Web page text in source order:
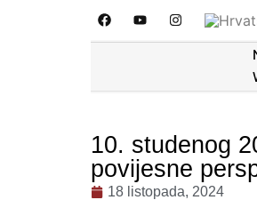
10. studenog
povijesne
18 listopada, 2024